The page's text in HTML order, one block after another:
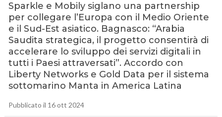
Sparkle e Mobily siglano una partnership
per collegare l’Europa con il Medio Oriente
e il Sud-Est asiatico. Bagnasco: “Arabia
Saudita strategica, il progetto consentirà di
accelerare lo sviluppo dei servizi digitali in
tutti i Paesi attraversati”. Accordo con
Liberty Networks e Gold Data per il sistema
sottomarino Manta in America Latina
Pubblicato il 16 ott 2024